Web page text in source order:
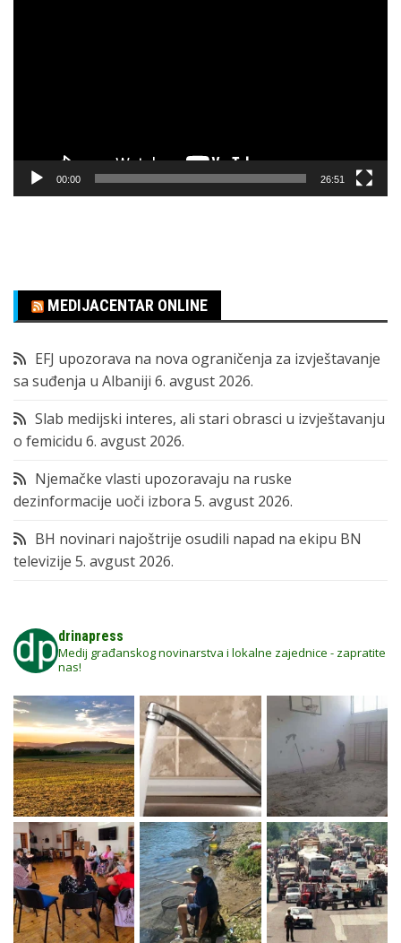
00:00 26:51
MEDIJACENTAR ONLINE
EFJ upozorava na nova ograničenja za izvještavanje
sa suđenja u Albaniji 6. avgust 2026.
Slab medijski interes, ali stari obrasci u izvještavanju
o femicidu 6. avgust 2026.
Njemačke vlasti upozoravaju na ruske
dezinformacije uoči izbora 5. avgust 2026.
BH novinari najoštrije osudili napad na ekipu BN
televizije 5. avgust 2026.
drinapress
Medij građanskog novinarstva i lokalne zajednice - zapratite
nas!